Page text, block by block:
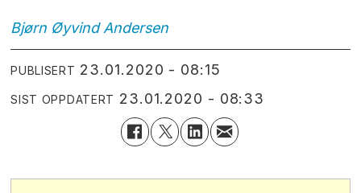
Bjørn Øyvind Andersen
PUBLISERT 23.01.2020 - 08:15
SIST OPPDATERT 23.01.2020 - 08:33